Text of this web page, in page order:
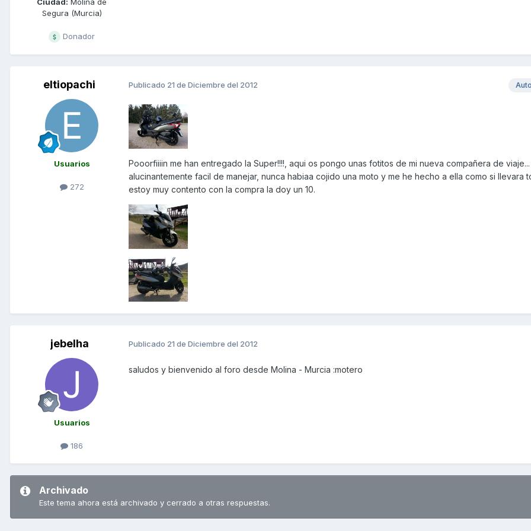
Segura (Murcia)
Donador
eltiopachi
Usuarios
272
Publicado 21 de Diciembre del 2012
Pooorfiiiin me han entregado la Super!!!!, aqui os pongo unas fotitos de mi nueva compañera de
alucinantemente facil de manejar, nunca habiaa cojido una moto y me he hecho a ella como si llevara
estoy muy contento con la compra la doy un 10.
jebelha
Usuarios
186
Publicado 21 de Diciembre del 2012
saludos y bienvenido al foro desde Molina - Murcia :motero
Archivado
Este tema ahora está archivado y cerrado a otras respuestas.